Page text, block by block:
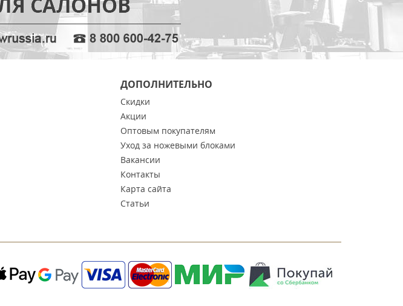
ДОПОЛНИТЕЛЬНО
Скидки
Акции
Оптовым покупателям
Уход за ножевыми блоками
Вакансии
Контакты
Карта сайта
Статьи